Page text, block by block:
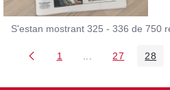
S'estan mostrant 325 - 336 de 750
Pàgina
1 PàginesPàgina
27 28